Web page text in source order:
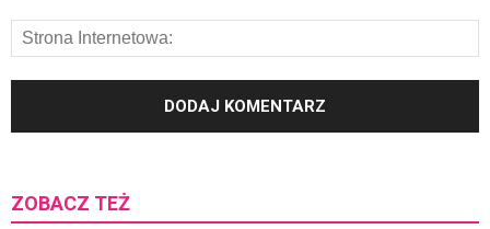
ZOBACZ TEŻ